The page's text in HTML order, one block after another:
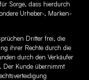
Sorge, dass hierdurch
Urheber-, Marken-
Dritter frei, die
ihrer Rechte durch die
durch den Verkäufer
Der Kunde übernimmt